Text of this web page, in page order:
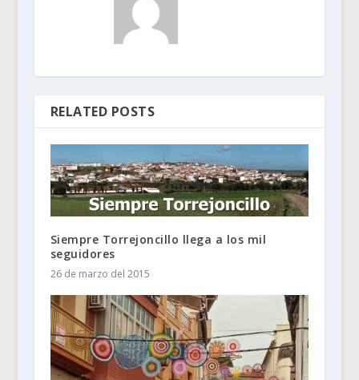
RELATED POSTS
Siempre Torrejoncillo llega a los mil
seguidores
26 de marzo del 2015